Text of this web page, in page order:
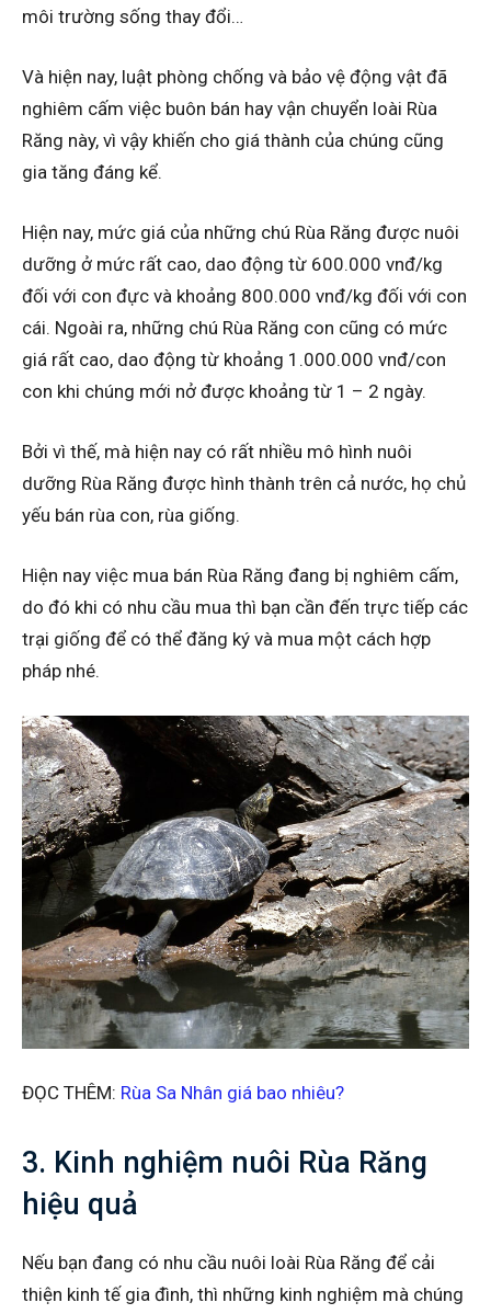
môi trường sống thay đổi…
Và hiện nay, luật phòng chống và bảo vệ động vật đã
nghiêm cấm việc buôn bán hay vận chuyển loài Rùa
Răng này, vì vậy khiến cho giá thành của chúng cũng
gia tăng đáng kể.
Hiện nay, mức giá của những chú Rùa Răng được nuôi
dưỡng ở mức rất cao, dao động từ 600.000 vnđ/kg
đối với con đực và khoảng 800.000 vnđ/kg đối với con
cái. Ngoài ra, những chú Rùa Răng con cũng có mức
giá rất cao, dao động từ khoảng 1.000.000 vnđ/con
con khi chúng mới nở được khoảng từ 1 – 2 ngày.
Bởi vì thế, mà hiện nay có rất nhiều mô hình nuôi
dưỡng Rùa Răng được hình thành trên cả nước, họ chủ
yếu bán rùa con, rùa giống.
Hiện nay việc mua bán Rùa Răng đang bị nghiêm cấm,
do đó khi có nhu cầu mua thì bạn cần đến trực tiếp các
trại giống để có thể đăng ký và mua một cách hợp
pháp nhé.
ĐỌC THÊM: Rùa Sa Nhân giá bao nhiêu?
3. Kinh nghiệm nuôi Rùa Răng
hiệu quả
Nếu bạn đang có nhu cầu nuôi loài Rùa Răng để cải
thiện kinh tế gia đình, thì những kinh nghiệm mà chúng